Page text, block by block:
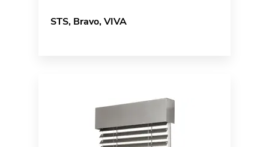
STS, Bravo, VIVA